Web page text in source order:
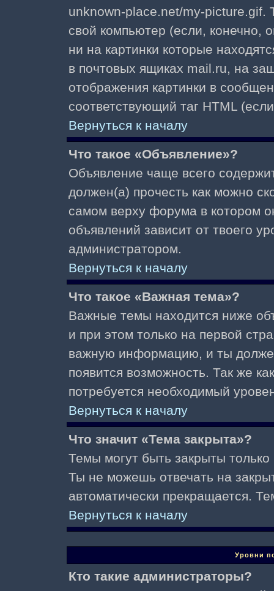
unknown-place.net/my-picture.gif.
свой компьютер (если, конечно,
ни на картинки которые
в почтовых ящиках mail.ru, на
отображения картинки в
соответствующий таг HTML
Вернуться к началу
Что такое «Объявление»?
Объявление чаще всего
должен(а) прочесть как можно
самом верху форума в котором
объявлений зависит от твоего
администратором.
Вернуться к началу
Что такое «Важная тема»?
Важные темы находится ниже
и при этом только на первой
важную информацию, и ты
появится возможность. Так же
потребуется необходимый
Вернуться к началу
Что значит «Тема закрыта»?
Темы могут быть закрыты
Ты не можешь отвечать на
автоматически прекращается.
Вернуться к началу
Уровни
Кто такие администраторы?